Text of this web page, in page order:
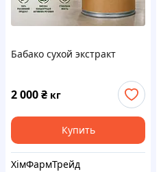
Бабако сухой экстракт
2 000₴ кг
Купить
ХімФармТрейд